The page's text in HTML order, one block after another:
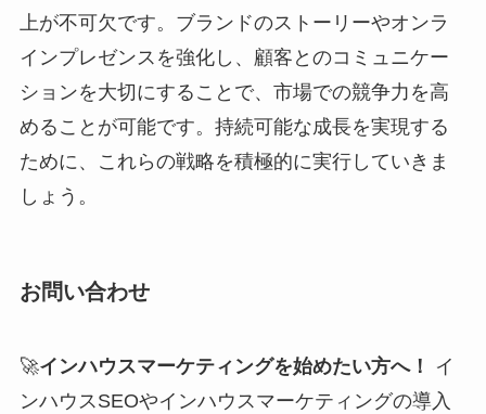
上が不可欠です。ブランドのストーリーやオンラ
インプレゼンスを強化し、顧客とのコミュニケー
ションを大切にすることで、市場での競争力を高
めることが可能です。持続可能な成長を実現する
ために、これらの戦略を積極的に実行していきま
しょう。
お問い合わせ
🚀インハウスマーケティングを始めたい方へ！
イ
ンハウスSEOやインハウスマーケティングの導入